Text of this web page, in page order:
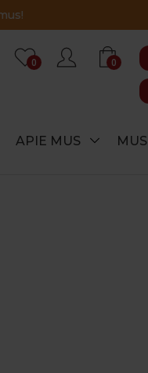
0 0
APIE MUS